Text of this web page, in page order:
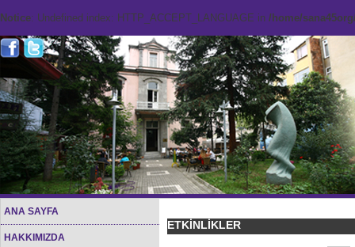
Notice: Undefined index: HTTP_ACCEPT_LANGUAGE in /home/
ANA SAYFA
HAKKIMIZDA
ETKİNLİKLER